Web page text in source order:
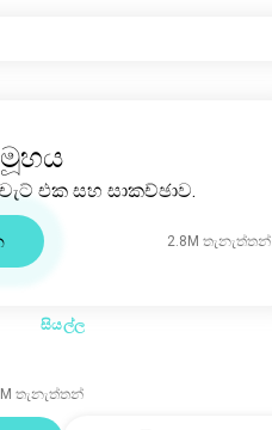
එක සහ සාකච්ඡාව.
2.8M තැනැත්තන්
සියල්ල
තැනැත්තන්